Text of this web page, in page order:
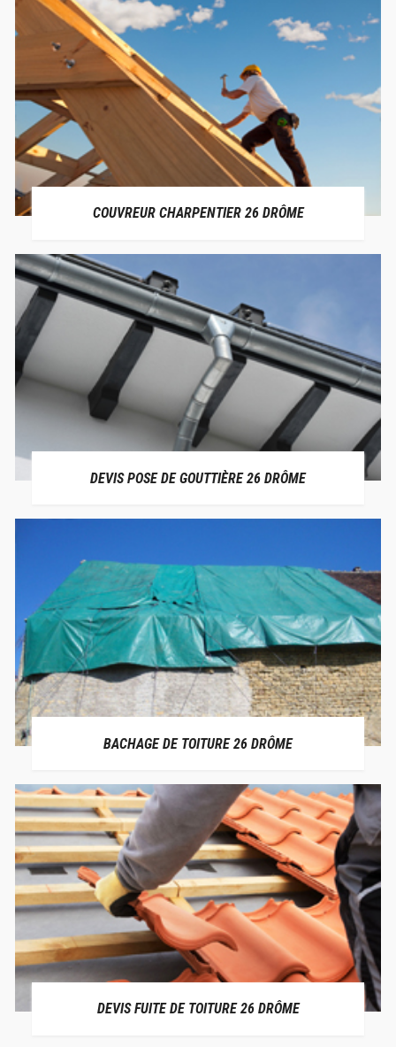
COUVREUR CHARPENTIER 26 DRÔME
DEVIS POSE DE GOUTTIÈRE 26 DRÔME
BACHAGE DE TOITURE 26 DRÔME
DEVIS FUITE DE TOITURE 26 DRÔME